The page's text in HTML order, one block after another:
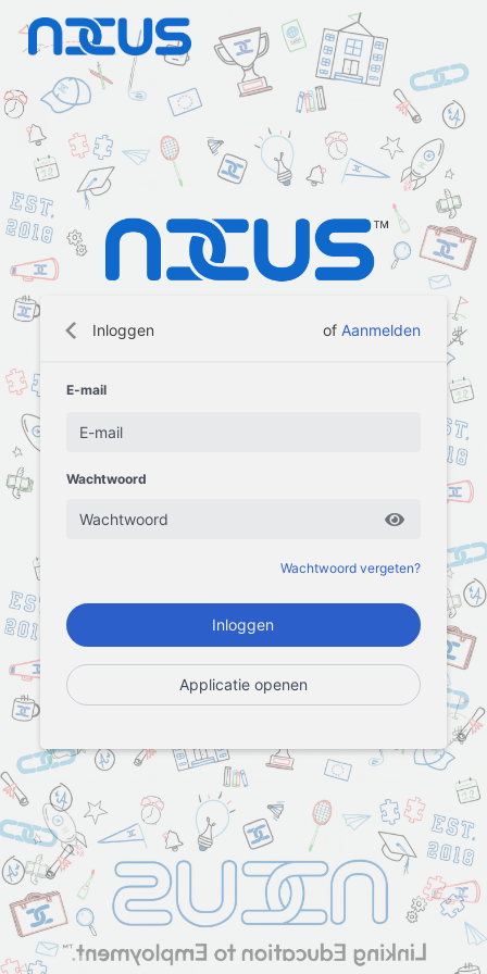
Inloggen of Aanmelden
E-mail
Wachtwoord
Wachtwoord vergeten?
Applicatie openen